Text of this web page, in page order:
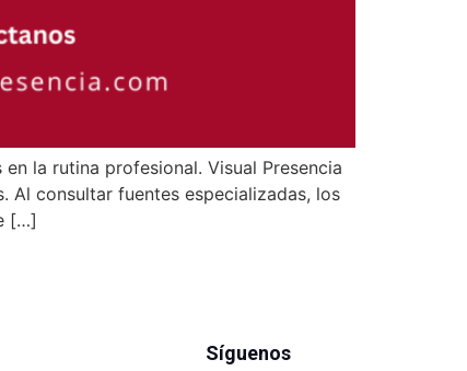
la rutina profesional. Visual Presencia
Al consultar fuentes especializadas, los
[…]
Síguenos